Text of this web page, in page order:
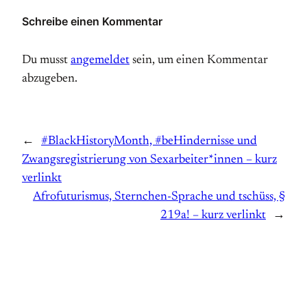
Schreibe einen Kommentar
Du musst angemeldet sein, um einen Kommentar
abzugeben.
←
#BlackHistoryMonth, #beHindernisse und
Zwangsregistrierung von Sexarbeiter*innen – kurz
verlinkt
Afrofuturismus, Sternchen-Sprache und tschüss, §
219a! – kurz verlinkt
→